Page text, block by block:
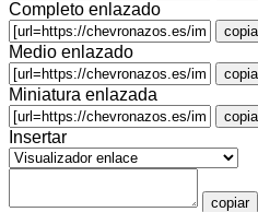
Completo enlazado
Medio enlazado
Miniatura enlazada
Insertar
copiar